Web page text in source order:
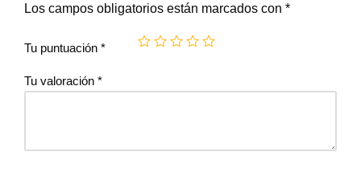
Los campos obligatorios están marcados con *
Tu puntuación *
Tu valoración *